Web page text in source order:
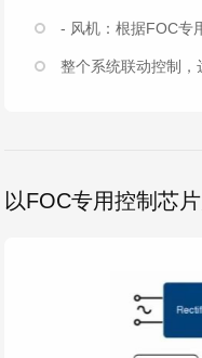
- 风机：根据FOC专
整个系统联动控制，
以FOC专用控制芯